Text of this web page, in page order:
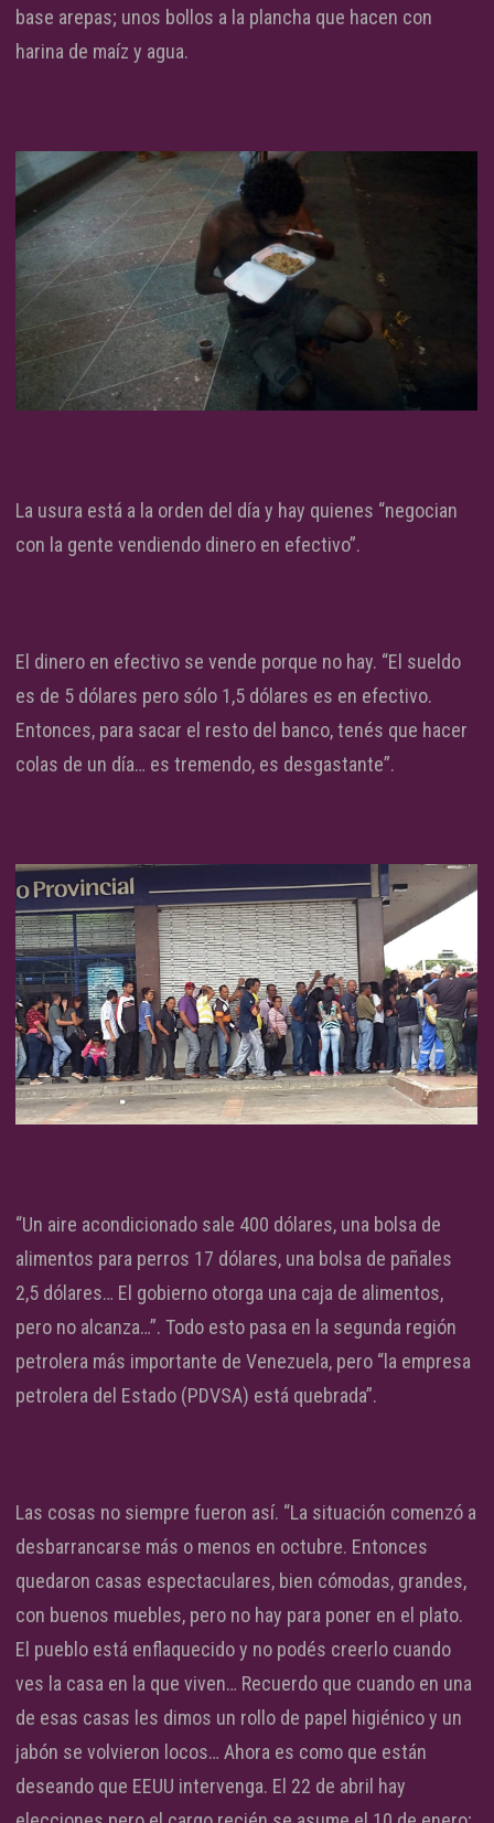
base arepas; unos bollos a la plancha que hacen con
harina de maíz y agua.
La usura está a la orden del día y hay quienes “negocian
con la gente vendiendo dinero en efectivo”.
El dinero en efectivo se vende porque no hay. “El sueldo
es de 5 dólares pero sólo 1,5 dólares es en efectivo.
Entonces, para sacar el resto del banco, tenés que hacer
colas de un día… es tremendo, es desgastante”.
“Un aire acondicionado sale 400 dólares, una bolsa de
alimentos para perros 17 dólares, una bolsa de pañales
2,5 dólares… El gobierno otorga una caja de alimentos,
pero no alcanza…”. Todo esto pasa en la segunda región
petrolera más importante de Venezuela, pero “la empresa
petrolera del Estado (PDVSA) está quebrada”.
Las cosas no siempre fueron así. “La situación comenzó a
desbarrancarse más o menos en octubre. Entonces
quedaron casas espectaculares, bien cómodas, grandes,
con buenos muebles, pero no hay para poner en el plato.
El pueblo está enflaquecido y no podés creerlo cuando
ves la casa en la que viven… Recuerdo que cuando en una
de esas casas les dimos un rollo de papel higiénico y un
jabón se volvieron locos… Ahora es como que están
deseando que EEUU intervenga. El 22 de abril hay